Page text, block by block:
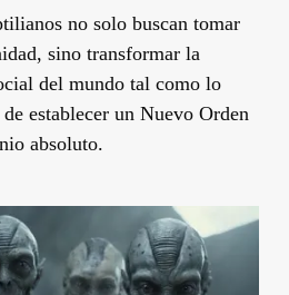
no solo buscan tomar
sino transformar la
del mundo tal como lo
establecer un Nuevo Orden
absoluto.